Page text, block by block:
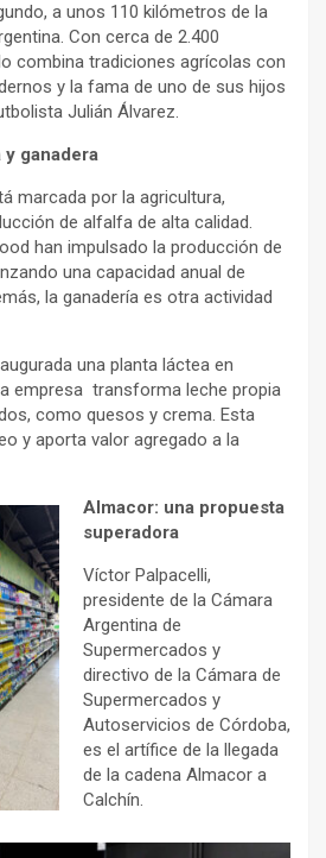
a unos 110 kilómetros de la
Con cerca de 2.400
combina tradiciones agrícolas con
y la fama de uno de sus hijos
Julián Álvarez.
ganadera
marcada por la agricultura,
de alfalfa de alta calidad.
han impulsado la producción de
una capacidad anual de
la ganadería es otra actividad
una planta láctea en
empresa transforma leche propia
como quesos y crema. Esta
y aporta valor agregado a la
Almacor: una propuesta
superadora
Víctor Palpacelli,
presidente de la Cámara
Argentina de
Supermercados y
directivo de la Cámara de
Supermercados y
Autoservicios de Córdoba,
es el artífice de la llegada
de la cadena Almacor a
Calchín.